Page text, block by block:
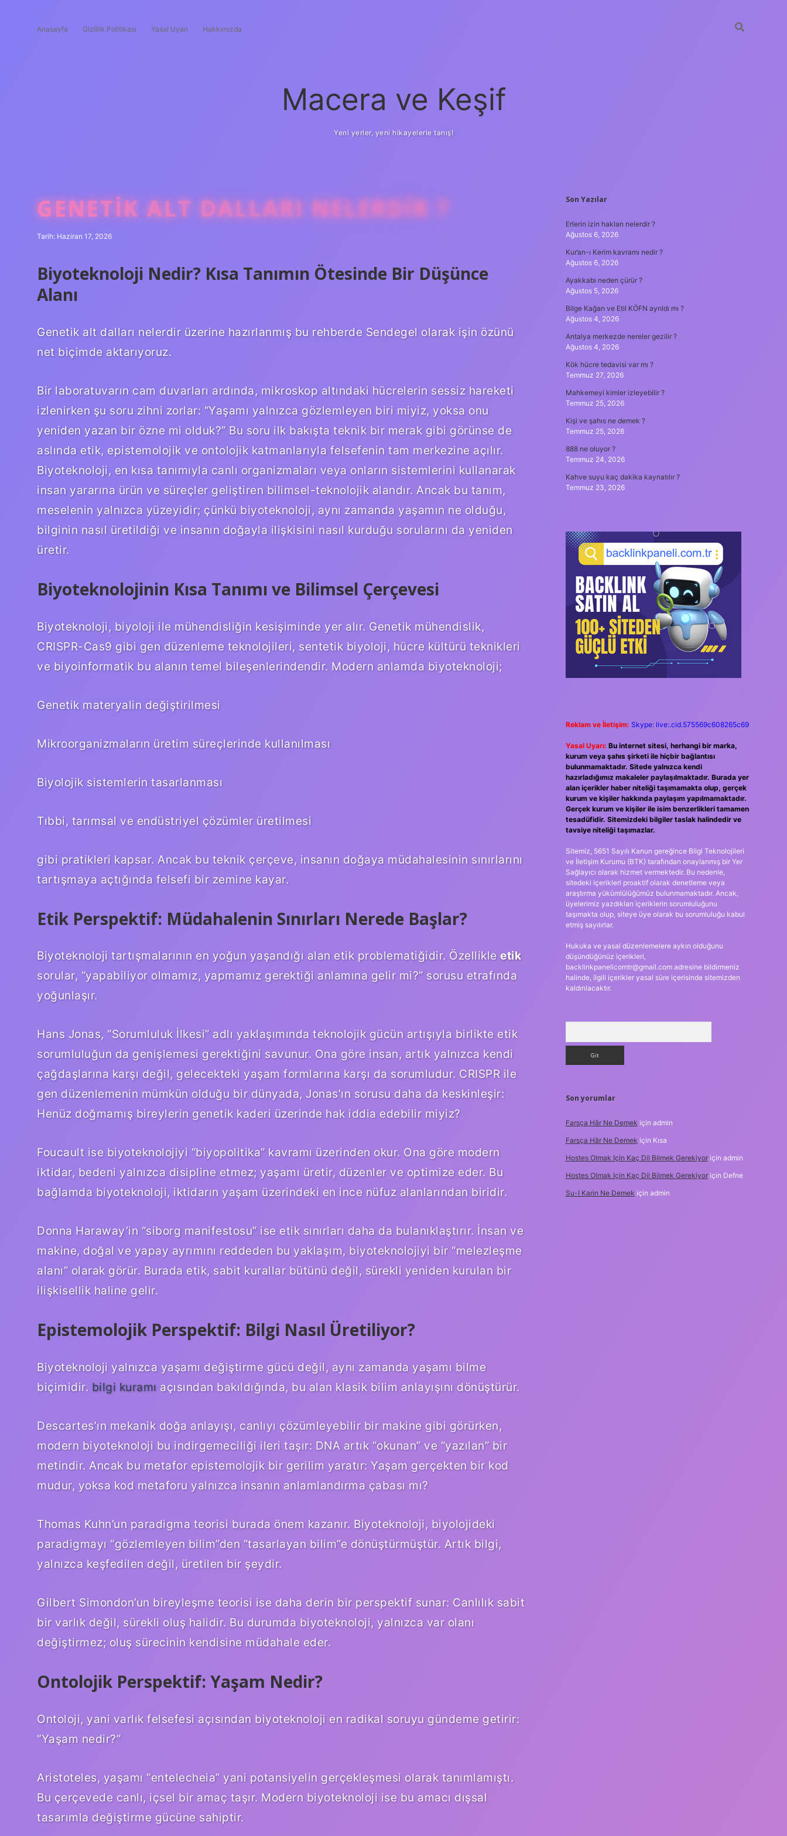
Anasayfa Gizlilik Politikası Yasal Uyarı Hakkımızda
Macera ve Keşif
Yeni yerler, yeni hikayelerle tanış!
GENETIK ALT DALLARI NELERDIR ?
Tarih: Haziran 17, 2026
Biyoteknoloji Nedir? Kısa Tanımın Ötesinde Bir Düşünce
Alanı
Genetik alt dalları nelerdir üzerine hazırlanmış bu rehberde Sendegel olarak işin özünü
net biçimde aktarıyoruz.
Bir laboratuvarın cam duvarları ardında, mikroskop altındaki hücrelerin sessiz hareketi
izlenirken şu soru zihni zorlar: “Yaşamı yalnızca gözlemleyen biri miyiz, yoksa onu
yeniden yazan bir özne mi olduk?” Bu soru ilk bakışta teknik bir merak gibi görünse de
aslında etik, epistemolojik ve ontolojik katmanlarıyla felsefenin tam merkezine açılır.
Biyoteknoloji, en kısa tanımıyla canlı organizmaları veya onların sistemlerini kullanarak
insan yararına ürün ve süreçler geliştiren bilimsel-teknolojik alandır. Ancak bu tanım,
meselenin yalnızca yüzeyidir; çünkü biyoteknoloji, aynı zamanda yaşamın ne olduğu,
bilginin nasıl üretildiği ve insanın doğayla ilişkisini nasıl kurduğu sorularını da yeniden
üretir.
Biyoteknolojinin Kısa Tanımı ve Bilimsel Çerçevesi
Biyoteknoloji, biyoloji ile mühendisliğin kesişiminde yer alır. Genetik mühendislik,
CRISPR-Cas9 gibi gen düzenleme teknolojileri, sentetik biyoloji, hücre kültürü teknikleri
ve biyoinformatik bu alanın temel bileşenlerindendir. Modern anlamda biyoteknoloji;
Genetik materyalin değiştirilmesi
Mikroorganizmaların üretim süreçlerinde kullanılması
Biyolojik sistemlerin tasarlanması
Tıbbi, tarımsal ve endüstriyel çözümler üretilmesi
gibi pratikleri kapsar. Ancak bu teknik çerçeve, insanın doğaya müdahalesinin sınırlarını
tartışmaya açtığında felsefi bir zemine kayar.
Etik Perspektif: Müdahalenin Sınırları Nerede Başlar?
Biyoteknoloji tartışmalarının en yoğun yaşandığı alan etik problematiğidir. Özellikle etik
sorular, “yapabiliyor olmamız, yapmamız gerektiği anlamına gelir mi?” sorusu etrafında
yoğunlaşır.
Hans Jonas, “Sorumluluk İlkesi” adlı yaklaşımında teknolojik gücün artışıyla birlikte etik
sorumluluğun da genişlemesi gerektiğini savunur. Ona göre insan, artık yalnızca kendi
çağdaşlarına karşı değil, gelecekteki yaşam formlarına karşı da sorumludur. CRISPR ile
gen düzenlemenin mümkün olduğu bir dünyada, Jonas’ın sorusu daha da keskinleşir:
Henüz doğmamış bireylerin genetik kaderi üzerinde hak iddia edebilir miyiz?
Foucault ise biyoteknolojiyi “biyopolitika” kavramı üzerinden okur. Ona göre modern
iktidar, bedeni yalnızca disipline etmez; yaşamı üretir, düzenler ve optimize eder. Bu
bağlamda biyoteknoloji, iktidarın yaşam üzerindeki en ince nüfuz alanlarından biridir.
Donna Haraway’in “siborg manifestosu” ise etik sınırları daha da bulanıklaştırır. İnsan ve
makine, doğal ve yapay ayrımını reddeden bu yaklaşım, biyoteknolojiyi bir “melezleşme
alanı” olarak görür. Burada etik, sabit kurallar bütünü değil, sürekli yeniden kurulan bir
ilişkisellik haline gelir.
Epistemolojik Perspektif: Bilgi Nasıl Üretiliyor?
Biyoteknoloji yalnızca yaşamı değiştirme gücü değil, aynı zamanda yaşamı bilme
biçimidir. bilgi kuramı açısından bakıldığında, bu alan klasik bilim anlayışını dönüştürür.
Descartes’ın mekanik doğa anlayışı, canlıyı çözümleyebilir bir makine gibi görürken,
modern biyoteknoloji bu indirgemeciliği ileri taşır: DNA artık “okunan” ve “yazılan” bir
metindir. Ancak bu metafor epistemolojik bir gerilim yaratır: Yaşam gerçekten bir kod
mudur, yoksa kod metaforu yalnızca insanın anlamlandırma çabası mı?
Thomas Kuhn’un paradigma teorisi burada önem kazanır. Biyoteknoloji, biyolojideki
paradigmayı “gözlemleyen bilim”den “tasarlayan bilim”e dönüştürmüştür. Artık bilgi,
yalnızca keşfedilen değil, üretilen bir şeydir.
Gilbert Simondon’un bireyleşme teorisi ise daha derin bir perspektif sunar: Canlılık sabit
bir varlık değil, sürekli oluş halidir. Bu durumda biyoteknoloji, yalnızca var olanı
değiştirmez; oluş sürecinin kendisine müdahale eder.
Ontolojik Perspektif: Yaşam Nedir?
Ontoloji, yani varlık felsefesi açısından biyoteknoloji en radikal soruyu gündeme getirir:
“Yaşam nedir?”
Aristoteles, yaşamı “entelecheia” yani potansiyelin gerçekleşmesi olarak tanımlamıştı.
Bu çerçevede canlı, içsel bir amaç taşır. Modern biyoteknoloji ise bu amacı dışsal
tasarımla değiştirme gücüne sahiptir.
SIDEBAR
Son Yazılar
Erlerin izin hakları nelerdir ?
Ağustos 6, 2026
Kur’an-ı Kerim kavramı nedir ?
Ağustos 6, 2026
Ayakkabı neden çürür ?
Ağustos 5, 2026
Bilge Kağan ve Etil KÖFN ayrıldı mı ?
Ağustos 4, 2026
Antalya merkezde nereler gezilir ?
Ağustos 4, 2026
Kök hücre tedavisi var mı ?
Temmuz 27, 2026
Mahkemeyi kimler izleyebilir ?
Temmuz 25, 2026
Kişi ve şahıs ne demek ?
Temmuz 25, 2026
888 ne oluyor ?
Temmuz 24, 2026
Kahve suyu kaç dakika kaynatılır ?
Temmuz 23, 2026
Reklam ve İletişim: Skype: live:.cid.575569c608265c69
Yasal Uyarı: Bu internet sitesi, herhangi bir marka,
kurum veya şahıs şirketi ile hiçbir bağlantısı
bulunmamaktadır. Sitede yalnızca kendi
hazırladığımız makaleler paylaşılmaktadır. Burada yer
alan içerikler haber niteliği taşımamakta olup, gerçek
kurum ve kişiler hakkında paylaşım yapılmamaktadır.
Gerçek kurum ve kişiler ile isim benzerlikleri tamamen
tesadüfidir. Sitemizdeki bilgiler taslak halindedir ve
tavsiye niteliği taşımazlar.
Sitemiz, 5651 Sayılı Kanun gereğince Bilgi Teknolojileri
ve İletişim Kurumu (BTK) tarafından onaylanmış bir Yer
Sağlayıcı olarak hizmet vermektedir. Bu nedenle,
sitedeki içerikleri proaktif olarak denetleme veya
araştırma yükümlülüğümüz bulunmamaktadır. Ancak,
üyelerimiz yazdıkları içeriklerin sorumluluğunu
taşımakta olup, siteye üye olarak bu sorumluluğu kabul
etmiş sayılırlar.
Hukuka ve yasal düzenlemelere aykırı olduğunu
düşündüğünüz içerikleri,
backlinkpanelicomtr@gmail.comadresine bildirmeniz
halinde, ilgili içerikler yasal süre içerisinde sitemizden
kaldırılacaktır.
Son yorumlar
Farsça Hâr Ne Demek için admin
Farsça Hâr Ne Demek için Kısa
Hostes Olmak Için Kaç Dil Bilmek Gerekiyoriçin admin
Hostes Olmak Için Kaç Dil Bilmek Gerekiyoriçin Defne
Su-I Karin Ne Demek için admin
ilbet yeni giriş